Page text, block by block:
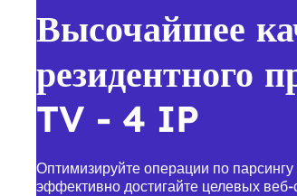
Высочайшее
резидентного
TV - 4 IP
Оптимизируйте операции по
эффективно достигайте целевых веб-